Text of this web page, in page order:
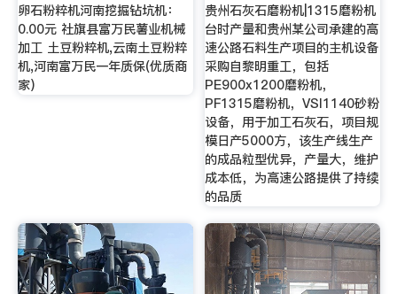
卵石粉粹机河南挖掘钻坑机：
0.00元 社旗县富万民薯业机械
加工 土豆粉粹机,云南土豆粉粹
机,河南富万民一年质保(优质商
家)
贵州石灰石磨粉机|1315磨粉机
台时产量和贵州某公司承建的高
速公路石料生产项目的主机设备
采购自黎明重工，包括
PE900x1200磨粉机，
PF1315磨粉机，VSI1140砂粉
设备，用于加工石灰石，项目规
模日产5000方，该生产线生产
的成品粒型优异，产量大，维护
成本低，为高速公路提供了持续
的品质